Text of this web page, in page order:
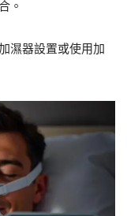
。
濕器設置或使用加